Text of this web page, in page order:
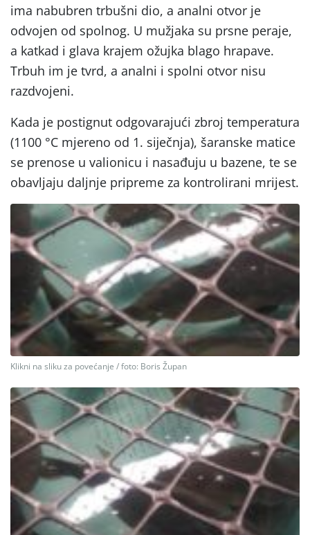
ima nabubren trbušni dio, a analni otvor je
odvojen od spolnog. U mužjaka su prsne peraje,
a katkad i glava krajem ožujka blago hrapave.
Trbuh im je tvrd, a analni i spolni otvor nisu
razdvojeni.
Kada je postignut odgovarajući zbroj temperatura
(1100 °C mjereno od 1. sĳečnja), šaranske matice
se prenose u valionicu i nasađuju u bazene, te se
obavljaju daljnje pripreme za kontrolirani mrijest.
Klikni na sliku za povećanje / foto: Boris Župan